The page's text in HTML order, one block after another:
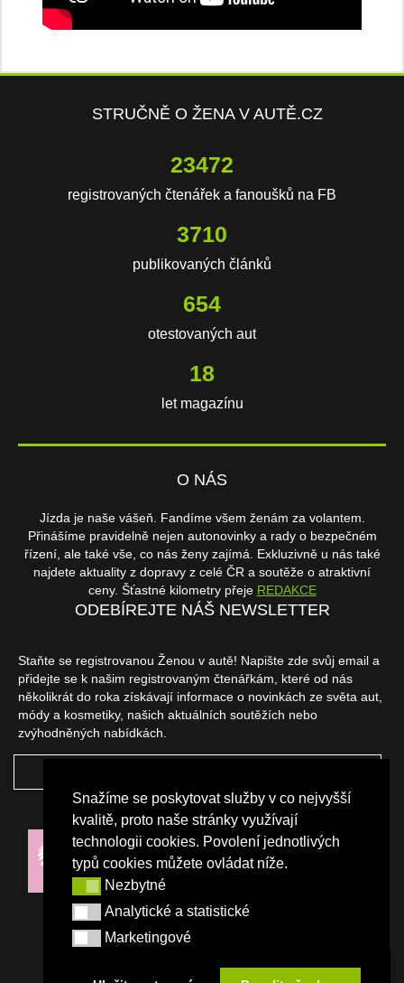
Snažíme se poskytovat služby v co nejvyšší
kvalitě, proto naše stránky využívají
technologii cookies. Povolení jednotlivých
typů cookies můžete ovládat níže.
NezbytnéNezbytné
Analytické a statistické
Analytické a statistické
Marketingové
Marketingové
STRUČNĚ O ŽENA V AUTĚ.CZ
23472
registrovaných čtenářek a fanoušků na FB
3710
publikovaných článků
654
otestovaných aut
18
let magazínu
O NÁS
Jízda je naše vášeň. Fandíme všem ženám za volantem.
Přinášíme pravidelně nejen autonovinky a rady o bezpečném
řízení, ale také vše, co nás ženy zajímá. Exkluzivně u nás také
najdete aktuality z dopravy z celé ČR a soutěže o atraktivní
ceny. Šťastné kilometry přeje REDAKCE
ODEBÍREJTE NÁŠ NEWSLETTER
Staňte se registrovanou Ženou v autě! Napište zde svůj email a
přidejte se k našim registrovaným čtenářkám, které od nás
několikrát do roka získávají informace o novinkách ze světa aut,
módy a kosmetiky, našich aktuálních soutěžích nebo
zvýhodněných nabídkách.
NAŠI PARTNEŘI